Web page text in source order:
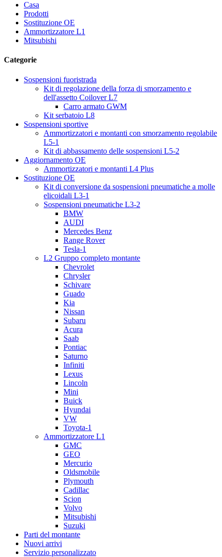
Casa
Prodotti
Sostituzione OE
Ammortizzatore L1
Mitsubishi
Categorie
Sospensioni fuoristrada
Kit di regolazione della forza di smorzamento e
dell'assetto Coilover L7
Carro armato GWM
Kit serbatoio L8
Sospensioni sportive
Ammortizzatori e montanti con smorzamento regolabile
L5-1
Kit di abbassamento delle sospensioni L5-2
Aggiornamento OE
Ammortizzatori e montanti L4 Plus
Sostituzione OE
Kit di conversione da sospensioni pneumatiche a molle
elicoidali L3-1
Sospensioni pneumatiche L3-2
BMW
AUDI
Mercedes Benz
Range Rover
Tesla-1
L2 Gruppo completo montante
Chevrolet
Chrysler
Schivare
Guado
Kia
Nissan
Subaru
Acura
Saab
Pontiac
Saturno
Infiniti
Lexus
Lincoln
Mini
Buick
Hyundai
VW
Toyota-1
Ammortizzatore L1
GMC
GEO
Mercurio
Oldsmobile
Plymouth
Cadillac
Scion
Volvo
Mitsubishi
Suzuki
Parti del montante
Nuovi arrivi
Servizio personalizzato